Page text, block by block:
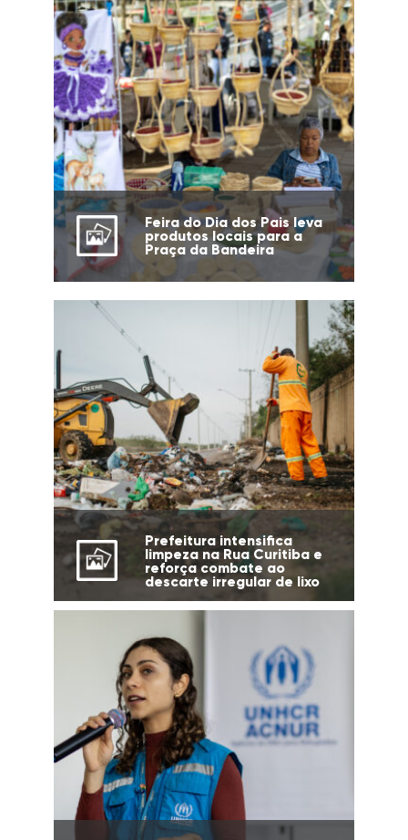
Feira do Dia dos Pais leva
produtos locais para a
Praça da Bandeira
Prefeitura intensifica
limpeza na Rua Curitiba e
reforça combate ao
descarte irregular de lixo